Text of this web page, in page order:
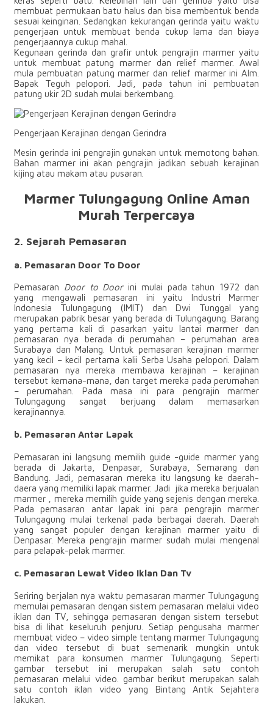
membuat permukaan batu halus dan bisa membentuk benda
sesuai keinginan. Sedangkan kekurangan gerinda yaitu waktu
pengerjaan untuk membuat benda cukup lama dan biaya
pengerjaannya cukup mahal.
Kegunaan gerinda dan grafir untuk pengrajin marmer yaitu
untuk membuat patung marmer dan relief marmer. Awal
mula pembuatan patung marmer dan relief marmer ini Alm.
Bapak Teguh pelopori. Jadi, pada tahun ini pembuatan
patung ukir 2D sudah mulai berkembang.
Pengerjaan Kerajinan dengan Gerindra
Mesin gerinda ini pengrajin gunakan untuk memotong bahan.
Bahan marmer ini akan pengrajin jadikan sebuah kerajinan
kijing atau makam atau pusaran.
Marmer Tulungagung Online Aman
Murah Terpercaya
2. Sejarah Pemasaran
a. Pemasaran Door To Door
Pemasaran Door to Doorini mulai pada tahun 1972 dan
yang mengawali pemasaran ini yaitu Industri Marmer
Indonesia Tulungagung (IMIT) dan Dwi Tunggal yang
merupakan pabrik besar yang berada di Tulungagung. Barang
yang pertama kali di pasarkan yaitu lantai marmer dan
pemasaran nya berada di perumahan – perumahan area
Surabaya dan Malang. Untuk pemasaran kerajinan marmer
yang kecil – kecil pertama kalii Serba Usaha pelopori. Dalam
pemasaran nya mereka membawa kerajinan – kerajinan
tersebut kemana-mana, dan target mereka pada perumahan
– perumahan. Pada masa ini para pengrajin marmer
Tulungagung sangat berjuang dalam memasarkan
kerajinannya.
b. Pemasaran Antar Lapak
Pemasaran ini langsung memilih guide -guide marmer yang
berada di Jakarta, Denpasar, Surabaya, Semarang dan
Bandung. Jadi, pemasaran mereka itu langsung ke daerah-
daera yang memiliki lapak marmer. Jadi jika mereka berjualan
marmer , mereka memilih guide yang sejenis dengan mereka.
Pada pemasaran antar lapak ini para pengrajin marmer
Tulungagung mulai terkenal pada berbagai daerah. Daerah
yang sangat populer dengan kerajinan marmer yaitu di
Denpasar. Mereka pengrajin marmer sudah mulai mengenal
para pelapak-pelak marmer.
c. Pemasaran Lewat Video Iklan Dan Tv
Seriring berjalan nya waktu pemasaran marmer Tulungagung
memulai pemasaran dengan sistem pemasaran melalui video
iklan dan TV, sehingga pemasaran dengan sistem tersebut
bisa di lihat keseluruh penjuru. Setiap pengusaha marmer
membuat video – video simple tentang marmer Tulungagung
dan video tersebut di buat semenarik mungkin untuk
memikat para konsumen marmer Tulungagung. Seperti
gambar tersebut ini merupakan salah satu contoh
pemasaran melalui video. gambar berikut merupakan salah
satu contoh iklan video yang Bintang Antik Sejahtera
lakukan.